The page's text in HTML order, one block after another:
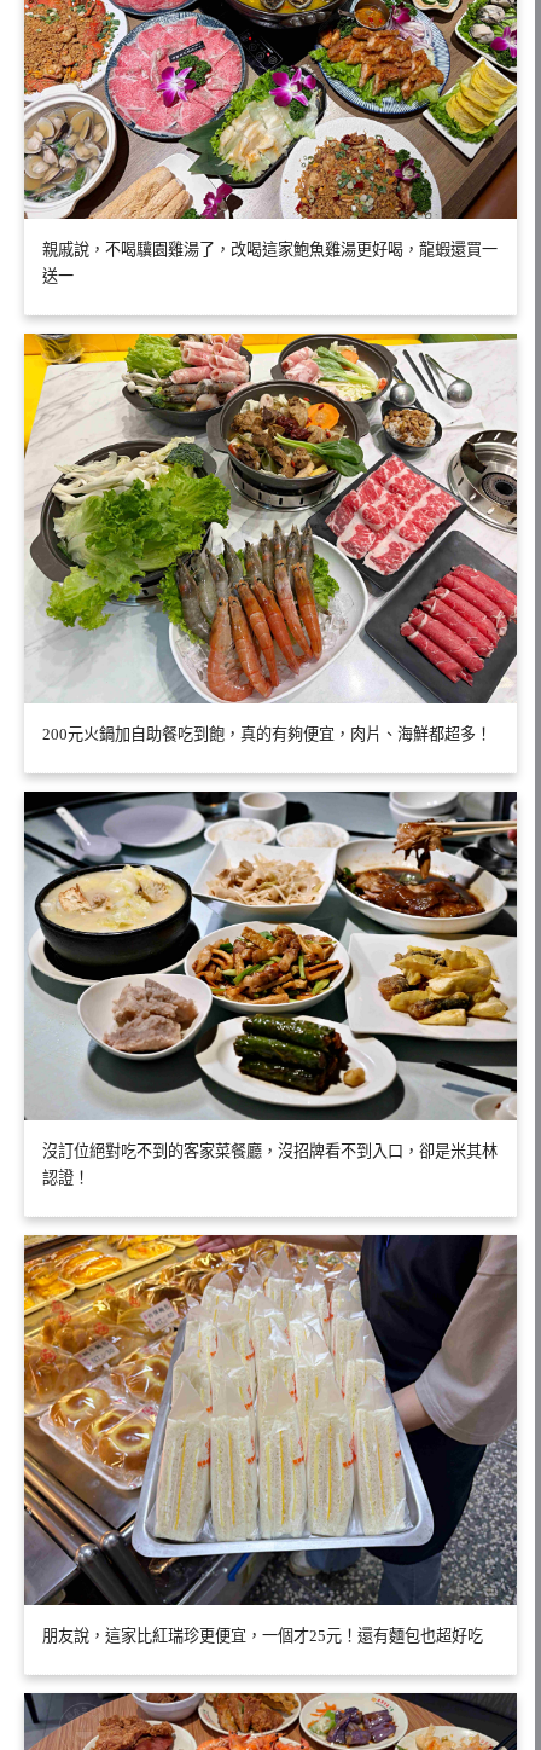
親戚說，不喝驥園雞湯了，改喝這家鮑魚雞湯更好喝，龍蝦還買一
送一
200元火鍋加自助餐吃到飽，真的有夠便宜，肉片、海鮮都超多！
沒訂位絕對吃不到的客家菜餐廳，沒招牌看不到入口，卻是米其林
認證！
朋友說，這家比紅瑞珍更便宜，一個才25元！還有麵包也超好吃